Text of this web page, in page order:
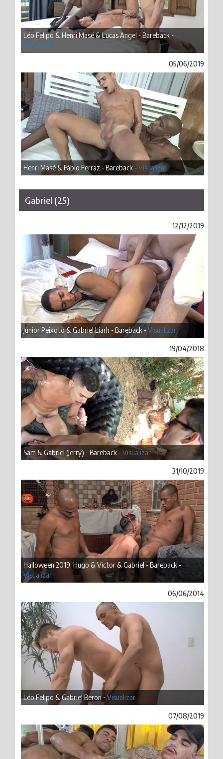
Léo Felipo & Henri Masé & Lucas Angel - Bareback -
Visualizar
05/06/2019
Henri Masé & Fábio Ferraz - Bareback -Visualizar
Gabriel (25)
12/12/2019
Júnior Peixoto & Gabriel Liarh - Bareback -Visualizar
19/04/2018
Sam & Gabriel (Jerry) - Bareback -Visualizar
31/10/2019
Halloween 2019: Hugo & Victor & Gabriel - Bareback -
Visualizar
06/06/2014
Léo Felipo & Gabriel Beron -Visualizar
07/08/2019